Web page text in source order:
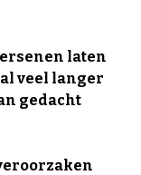
laten
veel langer
gedacht